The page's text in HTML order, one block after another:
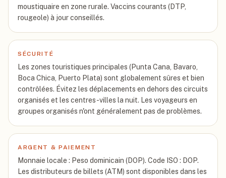
moustiquaire en zone rurale. Vaccins courants (DTP,
rougeole) à jour conseillés.
SÉCURITÉ
Les zones touristiques principales (Punta Cana, Bavaro,
Boca Chica, Puerto Plata) sont globalement sûres et bien
contrôlées. Évitez les déplacements en dehors des circuits
organisés et les centres-villes la nuit. Les voyageurs en
groupes organisés n'ont généralement pas de problèmes.
ARGENT & PAIEMENT
Monnaie locale : Peso dominicain (DOP). Code ISO : DOP.
Les distributeurs de billets (ATM) sont disponibles dans les